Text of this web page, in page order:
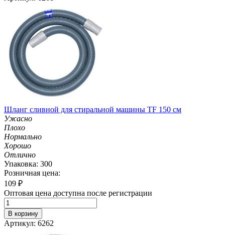
Шланг сливной для стиральной машины TF 150 см
Ужасно
Плохо
Нормально
Хорошо
Отлично
Упаковка: 300
Розничная цена:
109 ₽
Оптовая цена доступна после регистрации
В корзину
Артикул: 6262